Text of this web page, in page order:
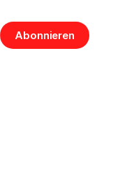
Abonnieren